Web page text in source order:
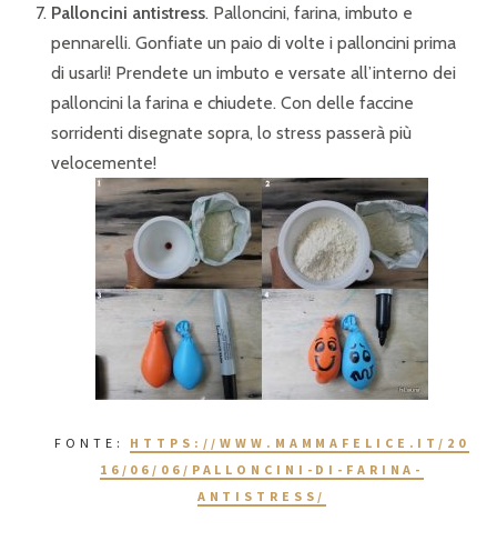
Palloncini antistress. Palloncini, farina, imbuto e
pennarelli. Gonfiate un paio di volte i palloncini prima
di usarli! Prendete un imbuto e versate all’interno dei
palloncini la farina e chiudete. Con delle faccine
sorridenti disegnate sopra, lo stress passerà più
velocemente!
FONTE: HTTPS://WWW.MAMMAFELICE.IT/20
16/06/06/PALLONCINI-DI-FARINA-
ANTISTRESS/